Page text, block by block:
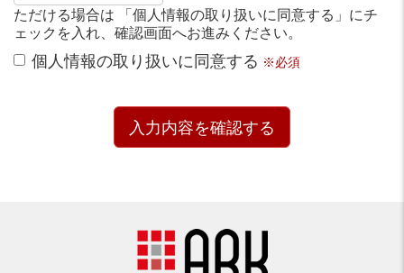
ただける場合は 「個人情報の取り扱いに同意する」にチ
ェックを入れ、確認画面へお進みください。
個人情報の取り扱いに同意する ※必須
入力内容を確認する